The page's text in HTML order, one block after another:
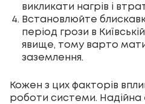
викликати нагрів і
Встановлюйте
період грози в
явище, тому варто мати
заземлення.
Кожен з цих факторів
роботи системи. Надійна